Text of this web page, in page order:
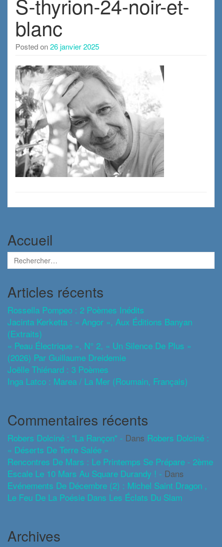
S-thyrion-24-noir-et-
blanc
Posted on26 janvier 2025
Accueil
Articles récents
Rossella Pompeo : 2 Poèmes Inédits
Jacinta Kerketta : « Angor », Aux Éditions Banyan
(extraits)
« Peau Électrique », N° 2, « Un Silence De Plus »
(2026) Par Guillaume Dreidemie
Joëlle Thiénard : 3 Poèmes
Inga Latco : Marea / La Mer (roumain, Français)
Commentaires récents
Robers Dolciné : "La Rançon" - Dans Robers Dolciné :
« Déserts De Terre Salée »
Rencontres De Mars : Le Printemps Se Prépare - 2ème
Escale Le 10 Mars Au Square Durandy ! - Dans
Evénements De Décembre (2) : Michel Saint Dragon ,
Le Feu De La Poésie Dans Les Éclats Du Slam
Archives